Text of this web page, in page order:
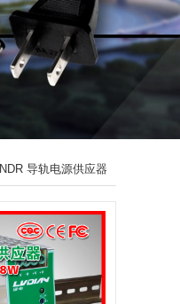
NDR 导轨电源供应器